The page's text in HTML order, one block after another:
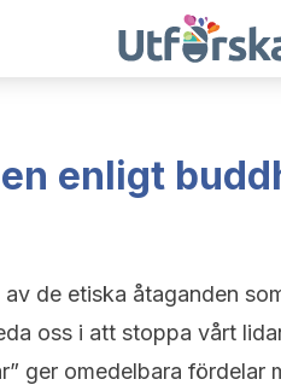
enligt
de etiska åtaganden
oss i att stoppa vårt
ger omedelbara fördelar